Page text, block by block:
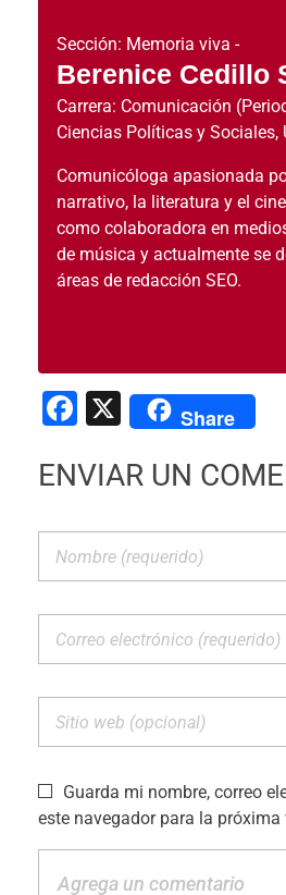
Sección: Memoria viva -
Berenice Cedillo
Carrera: Comunicación
Ciencias Políticas y Sociales,
Comunicóloga apasionada
narrativo, la literatura y el
como colaboradora en
de música y actualmente se
áreas de redacción SEO.
Facebook
X Share
ENVIAR UN
Guarda mi nombre, correo
este navegador para la próxima